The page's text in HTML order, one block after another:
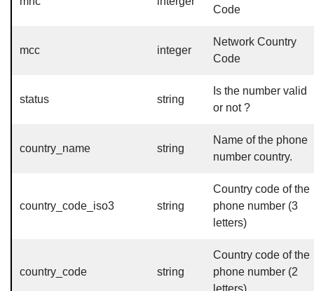
Code
mcc integer
Network Country
Code
status string
Is the number valid
or not ?
country_name string
Name of the phone
number country.
country_code_iso3 string
Country code of the
phone number (3
letters)
country_code string
Country code of the
phone number (2